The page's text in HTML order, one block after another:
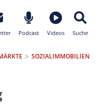
Podcast Videos Suche
SOZIALIMMOBILIEN